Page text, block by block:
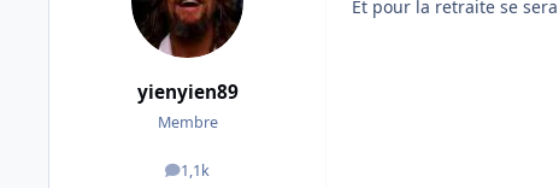
yienyien89
Membre
1,1k
messages
Et pour la retraite se